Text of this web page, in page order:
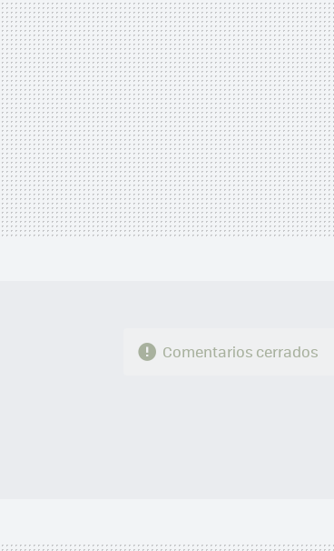
Comentarios cerrados